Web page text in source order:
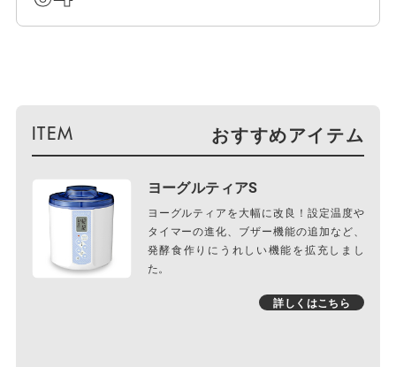
おすすめアイテム
ヨーグルティアS
ヨーグルティアを大幅に改良！設定温度や
タイマーの進化、ブザー機能の追加など、
発酵食作りにうれしい機能を拡充しまし
た。
詳しくはこちら